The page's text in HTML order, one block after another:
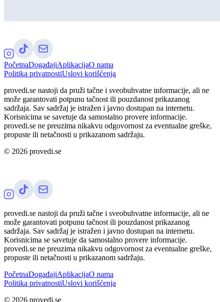
PočetnaDogađajiAplikacijaO nama
Politika privatnostiUslovi korišćenja
provedi.se nastoji da pruži tačne i sveobuhvatne informacije, ali ne
može garantovati potpunu tačnost ili pouzdanost prikazanog
sadržaja. Sav sadržaj je istražen i javno dostupan na internetu.
Korisnicima se savetuje da samostalno provere informacije.
provedi.se ne preuzima nikakvu odgovornost za eventualne greške,
propuste ili netačnosti u prikazanom sadržaju.
© 2026 provedi.se
provedi.se nastoji da pruži tačne i sveobuhvatne informacije, ali ne
može garantovati potpunu tačnost ili pouzdanost prikazanog
sadržaja. Sav sadržaj je istražen i javno dostupan na internetu.
Korisnicima se savetuje da samostalno provere informacije.
provedi.se ne preuzima nikakvu odgovornost za eventualne greške,
propuste ili netačnosti u prikazanom sadržaju.
PočetnaDogađajiAplikacijaO nama
Politika privatnostiUslovi korišćenja
© 2026 provedi.se